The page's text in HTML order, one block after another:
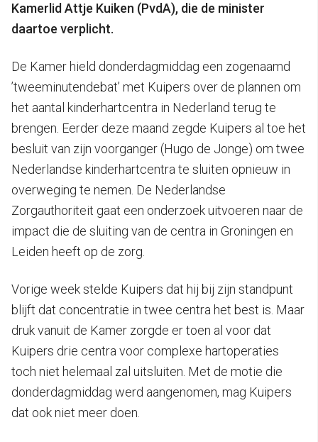
Kamerlid Attje Kuiken (PvdA), die de minister
daartoe verplicht.
De Kamer hield donderdagmiddag een zogenaamd
’tweeminutendebat’ met Kuipers over de plannen om
het aantal kinderhartcentra in Nederland terug te
brengen. Eerder deze maand zegde Kuipers al toe het
besluit van zijn voorganger (Hugo de Jonge) om twee
Nederlandse kinderhartcentra te sluiten opnieuw in
overweging te nemen. De Nederlandse
Zorgauthoriteit gaat een onderzoek uitvoeren naar de
impact die de sluiting van de centra in Groningen en
Leiden heeft op de zorg.
Vorige week stelde Kuipers dat hij bij zijn standpunt
blijft dat concentratie in twee centra het best is. Maar
druk vanuit de Kamer zorgde er toen al voor dat
Kuipers drie centra voor complexe hartoperaties
toch niet helemaal zal uitsluiten. Met de motie die
donderdagmiddag werd aangenomen, mag Kuipers
dat ook niet meer doen.